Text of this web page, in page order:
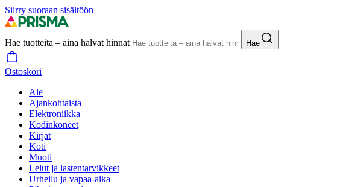
Siirry suoraan sisältöön
Hae tuotteita – aina halvat hinnat Hae
Ostoskori
Ale
Ajankohtaista
Elektroniikka
Kodinkoneet
Kirjat
Koti
Muoti
Lelut ja lastentarvikkeet
Urheilu ja vapaa-aika